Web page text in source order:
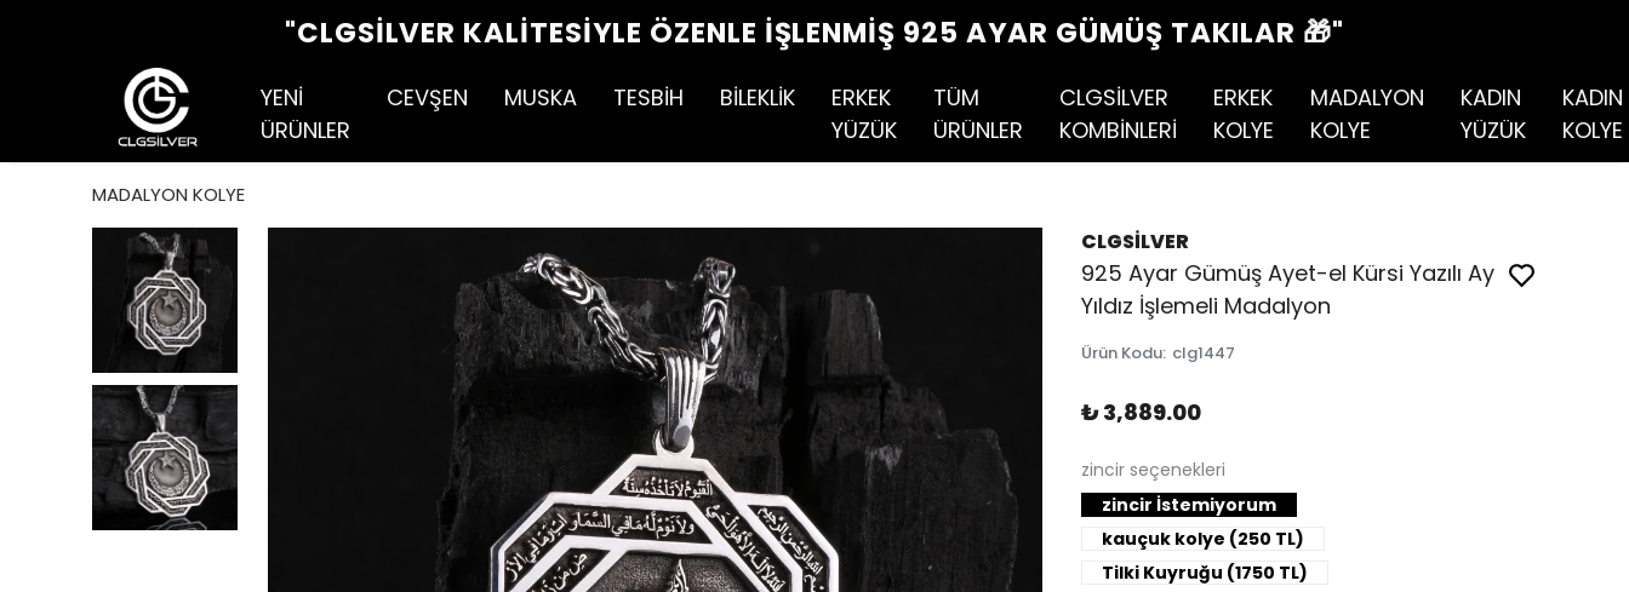
"CLGSILVER KALITESIYLE ÖZENLE İŞLENMIŞ 925 AYAR GÜMÜŞ TAKILAR 🎁"
YENİ
ÜRÜNLER
CEVŞEN MUSKA TESBİH BİLEKLİK
ERKEK
YÜZÜK
TÜM
ÜRÜNLER
CLGSİLVER
KOMBİNLERİ
ERKEK
KOLYE
MADALYON
KOLYE
KADIN
YÜZÜK
KADIN
KOLYE
MADALYON KOLYE
CLGSİLVER
925 Ayar Gümüş Ayet-el Kürsi Yazılı Ay
Yıldız İşlemeli Madalyon
Ürün Kodu: clg1447
₺ 3,889.00
zincir seçenekleri
zincir İstemiyorum
kauçuk kolye (250 TL)
Tilki Kuyruğu (1750 TL)